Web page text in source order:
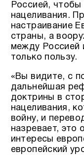
Россией,
нацеливания.
настраивание
страны, а
между Россией
только пользу.
«Вы видите, с
дальнейшая
доктрины в
нацеливания,
войну, и
назревает, это
интересы
европейский